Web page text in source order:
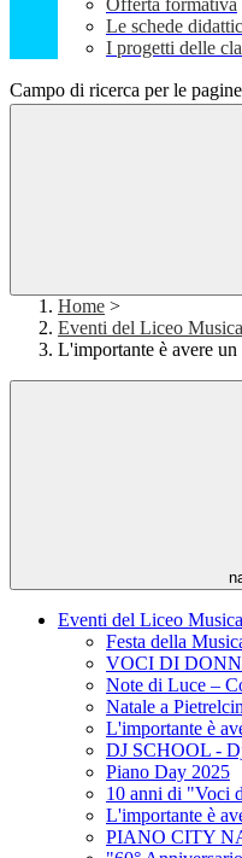
Offerta formativa
Le schede
I progetti delle
Campo di ricerca per le
Home >
Eventi del Liceo
L'importante è avere un
Eventi del Liceo
Festa della
VOCI DI
Note di Luce –
Natale a
L'importante è
DJ SCHOOL -
Piano Day 2025
10 anni di "Voci
L'importante è
PIANO CITY